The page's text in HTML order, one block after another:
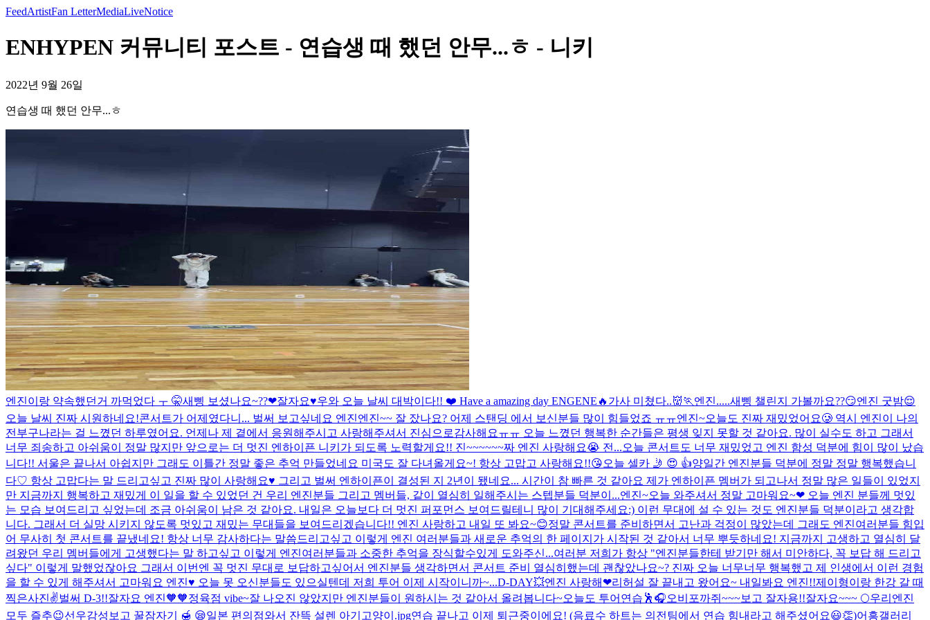
FeedArtistFan LetterMediaLiveNotice
ENHYPEN 커뮤니티 포스트 - 연습생 때 했던 안무...ㅎ - 니키
2022년 9월 26일
연습생 때 했던 안무...ㅎ
엔진이랑 약속했던거 까먹었다 ㅜ 🤫새삥 보셨나요~??❤︎잘자요♥️우와 오늘 날씨 대박이다!! ❤️ Have a amazing day ENGENE🔥 가사 미쳤다..👹🏃 엔진.....새삥 챌린지 가볼까요??😏엔진 굿밤😌
오늘 날씨 진짜 시원하네요!콘서트가 어제였다니... 벌써 보고싶네요 엔진엔진~~ 잘 잤나요? 어제 스탠딩 에서 보신분들 많이 힘들었죠 ㅠㅠ엔진~오늘도 진짜 재밌었어요🥲 역시 엔진이 나의
전부구나라는 걸 느꼈던 하루였어요. 언제나 제 곁에서 응원해주시고 사랑해주셔서 진심으로감사해요ㅠㅠ 오늘 느꼈던 행복한 순간들은 평생 잊지 못할 것 같아요. 많이 실수도 하고 그래서
너무 죄송하고 아쉬움이 정말 많지만 앞으로는 더 멋진 엔하이픈 니키가 되도록 노력할게요!! 진~~~~~~짜 엔진 사랑해요😭 전...오늘 콘서트도 너무 재밌었고 엔진 함성 덕분에 힘이 많이 났습
니다!! 서울은 끝나서 아쉽지만 그래도 이틀간 정말 좋은 추억 만들었네요 미국도 잘 다녀올게요~! 항상 고맙고 사랑해요!!😘오늘 셀카 🤳 😍 👍양일간 엔진분들 덕분에 정말 정말 행복했습니
다♡ 항상 고맙다는 말 드리고싶고 진짜 많이 사랑해요♥️ 그리고 벌써 엔하이픈이 결성된 지 2년이 됐네요... 시간이 참 빠른 것 같아요 제가 엔하이픈 멤버가 되고나서 정말 많은 일들이 있었지
만 지금까지 행복하고 재밌게 이 일을 할 수 있었던 건 우리 엔진분들 그리고 멤버들, 같이 열심히 일해주시는 스텝분들 덕분이...엔진~오늘 와주셔서 정말 고마워요~❤︎ 오늘 엔진 분들께 멋있
는 모습 보여드리고 싶었는데 조금 아쉬움이 남은 것 같아요. 내일은 오늘보다 더 멋진 퍼포먼스 보여드릴테니 많이 기대해주세요:) 이런 무대에 설 수 있는 것도 엔진분들 덕분이라고 생각합
니다. 그래서 더 실망 시키지 않도록 멋있고 재밌는 무대들을 보여드리겠습니다!! 엔진 사랑하고 내일 또 봐요~😊정말 콘서트를 준비하면서 고난과 걱정이 많았는데 그래도 엔진여러분들 힘입
어 무사히 첫 콘서트를 끝냈네요! 항상 너무 감사하다는 말씀드리고싶고 이렇게 엔진 여러분들과 새로운 추억의 한 페이지가 시작된 것 같아서 너무 뿌듯하네요! 지금까지 고생하고 열심히 달
려왔던 우리 멤버들에게 고생했다는 말 하고싶고 이렇게 엔진여러분들과 소중한 추억을 장식할수있게 도와주신...여러분 저희가 항상 "엔진분들한테 받기만 해서 미안하다, 꼭 보답 해 드리고
싶다" 이렇게 말했었잖아요 그래서 이번엔 꼭 멋진 무대로 보답하고싶어서 엔진분들 생각하면서 콘서트 준비 열심히했는데 괜찮았나요~? 진짜 오늘 너무너무 행복했고 제 인생에서 이런 경험
을 할 수 있게 해주셔서 고마워요 엔진♥️ 오늘 못 오신분들도 있으실텐데 저희 투어 이제 시작이니까~...D-DAY💥엔진 사랑해❤︎리허설 잘 끝내고 왔어요~ 내일봐요 엔진!!제이형이랑 한강 갈 때
찍은사진✌️벌써 D-3!!잘자요 엔진🧡🧡정육점 vibe~잘 나오진 않았지만 엔진분들이 원하시는 것 같아서 올려봅니다~오늘도 투어연습🕺 🎧오비포까쥐~~~보고 잘자용!!잘자요~~~ 🌕우리엔진
모두 즐추😉선우감성보고 꿀잠자기 🍯 😪일본 편의점와서 잔뜩 설렌 아기고양이.jpg연습 끝나고 이제 퇴근중이에요! (음료수 하트는 의전팀에서 연습 힘내라고 해주셨어요😃👏)어흥갤러리